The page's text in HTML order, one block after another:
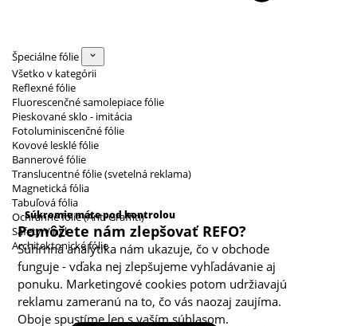
Špeciálne fólie
Všetko v kategórii
Reflexné fólie
Fluorescenčné samolepiace fólie
Pieskované sklo - imitácia
Fotoluminiscenčné fólie
Kovové lesklé fólie
Bannerové fólie
Translucentné fólie (svetelná reklama)
Magnetická fólia
Tabuľová fólia
Ochranné fólie (Anti Graffiti)
Safety Vinyl
Architektonické fólie
Súkromie máte pod kontrolou
Pomôžete nám zlepšovať REFO?
Súhrnná analytika nám ukazuje, čo v obchode
funguje - vďaka nej zlepšujeme vyhľadávanie aj
ponuku. Marketingové cookies potom udržiavajú
reklamu zameranú na to, čo vás naozaj zaujíma.
Oboje spustíme len s vaším súhlasom.
Kategórie cookies